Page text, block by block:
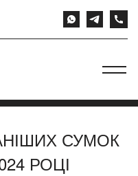
СУМОК
РОЦІ